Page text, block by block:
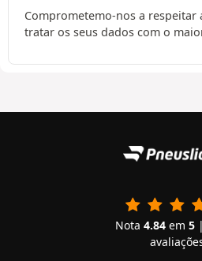
Comprometemo-nos a respeitar
tratar os seus dados com o
Nota 4.84em 5|